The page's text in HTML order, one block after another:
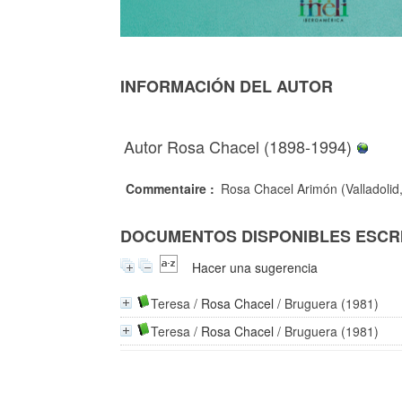
INFORMACIÓN DEL AUTOR
Autor Rosa Chacel (1898-1994)
Commentaire : Rosa Chacel Arimón
DOCUMENTOS DISPONIBLES
Hacer una sugerencia
Teresa / Rosa Chacel / Bruguera (1981)
Teresa / Rosa Chacel / Bruguera (1981)